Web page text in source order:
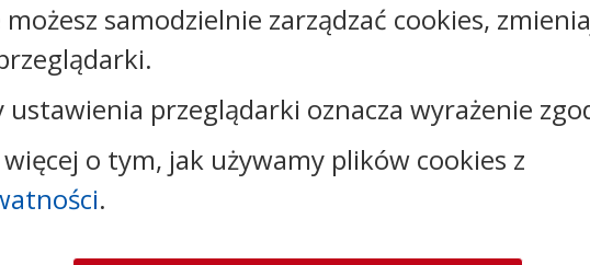
Kontakt:
e-mail:wpowbrzezie@powiat.wloclawski.pl
samodzielnie zarządzać cookies,
ustawienia przeglądarki oznacza wyrażenie
o tym, jak używamy plików cookies z
.